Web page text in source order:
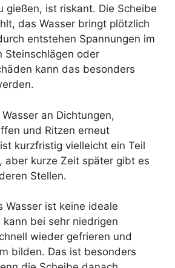
gießen, ist riskant. Die Scheibe
das Wasser bringt plötzlich
entstehen Spannungen im
Steinschlägen oder
kann das besonders
an Dichtungen,
und Ritzen erneut
kurzfristig vielleicht ein Teil
aber kurze Zeit später gibt es
Stellen.
Wasser ist keine ideale
kann bei sehr niedrigen
wieder gefrieren und
bilden. Das ist besonders